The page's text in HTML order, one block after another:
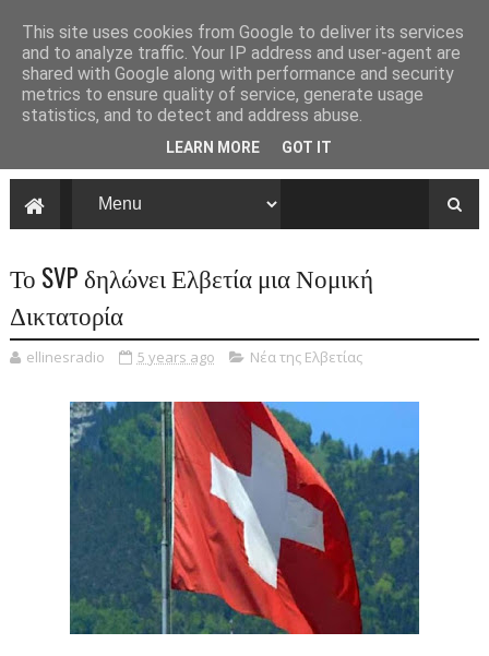
Το SVP δηλώνει Ελβετία μια Νομική
Δικτατορία
ellinesradio 5 years ago Νέα της Ελβετίας
This site uses cookies from Google to deliver its services
and to analyze traffic. Your IP address and user-agent are
shared with Google along with performance and security
metrics to ensure quality of service, generate usage
statistics, and to detect and address abuse.
LEARN MORE GOT IT